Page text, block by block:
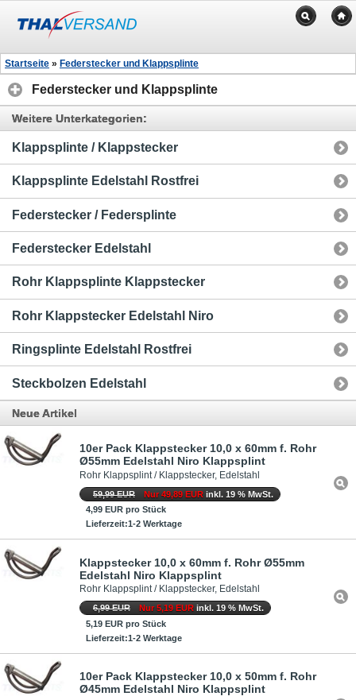
Startseite » Federstecker und Klappsplinte
Federstecker und Klappsplinte
Weitere Unterkategorien:
Klappsplinte / Klappstecker
Klappsplinte Edelstahl Rostfrei
Federstecker / Federsplinte
Federstecker Edelstahl
Rohr Klappsplinte Klappstecker
Rohr Klappstecker Edelstahl Niro
Ringsplinte Edelstahl Rostfrei
Steckbolzen Edelstahl
Neue Artikel
10er Pack Klappstecker 10,0 x 60mm f. Rohr
Ø55mm Edelstahl Niro Klappsplint
Rohr Klappsplint / Klappstecker, Edelstahl
59,99 EUR Nur 49,89 EUR inkl. 19 % MwSt.
4,99 EUR pro Stück
Lieferzeit:1-2 Werktage
Klappstecker 10,0 x 60mm f. Rohr Ø55mm
Edelstahl Niro Klappsplint
Rohr Klappsplint / Klappstecker, Edelstahl
6,99 EUR Nur 5,19 EUR inkl. 19 % MwSt.
5,19 EUR pro Stück
Lieferzeit:1-2 Werktage
10er Pack Klappstecker 10,0 x 50mm f. Rohr
Ø45mm Edelstahl Niro Klappsplint